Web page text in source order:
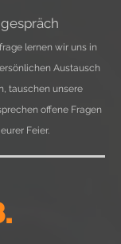
lernen wir uns in
Austausch
tauschen unsere
offene Fragen
Feier.